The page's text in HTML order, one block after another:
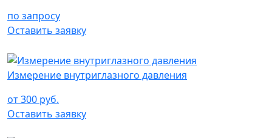
по запросу
Оставить заявку
Измерение внутриглазного давления
от 300 руб.
Оставить заявку